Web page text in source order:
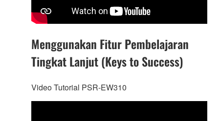
Menggunakan Fitur Pembelajaran
Tingkat Lanjut (Keys to Success)
Video Tutorial PSR-EW310